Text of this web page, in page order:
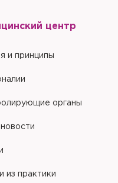
центр
и принципы
органы
из практики